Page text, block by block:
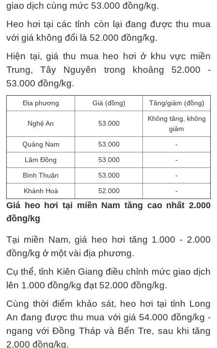
giao dịch cùng mức 53.000 đồng/kg.
Heo hơi tại các tỉnh còn lại đang được thu mua
với giá không đổi là 52.000 đồng/kg.
Hiện tại, giá thu mua heo hơi ở khu vực miền
Trung, Tây Nguyên trong khoảng 52.000 -
53.000 đồng/kg.
Địa phương Giá (đồng) Tăng/giảm (đồng)
Nghệ An 53.000
Không tăng, không
giảm
Quảng Nam
53.000
-
Lâm Đồng
53.000
-
Bình Thuận
53.000
-
Khánh Hoà
52.000 -
Giá heo hơi tại miền Nam tăng cao nhất 2.000
đồng/kg
Tại miền Nam, giá heo hơi tăng 1.000 - 2.000
đồng/kg ở một vài địa phương.
Cụ thể, tỉnh Kiên Giang điều chỉnh mức giao dịch
lên 1.000 đồng/kg đạt 52.000 đồng/kg.
Cùng thời điểm khảo sát, heo hơi tại tỉnh Long
An đang được thu mua với giá 54.000 đồng/kg -
ngang với Đồng Tháp và Bến Tre, sau khi tăng
2.000 đồng/kg.